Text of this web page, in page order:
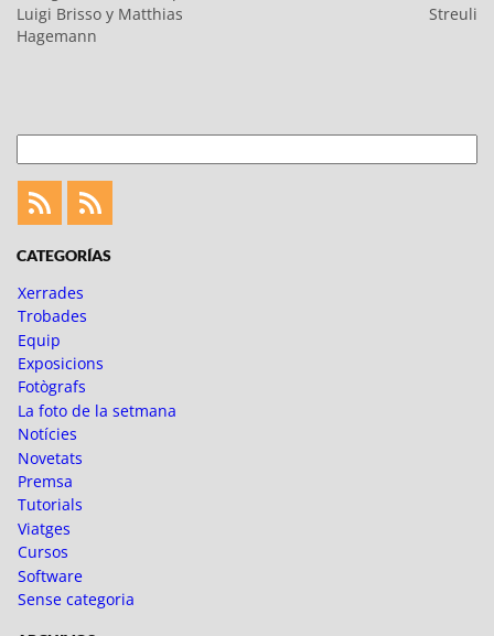
anterior:
Luigi Brisso y Matthias
Hagemann
Streuli
Feed
Feed
CATEGORÍAS
Xerrades
Trobades
Equip
Exposicions
Fotògrafs
La foto de la setmana
Notícies
Novetats
Premsa
Tutorials
Viatges
Cursos
Software
Sense categoria